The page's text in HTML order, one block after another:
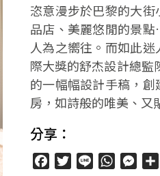
恣意漫步於巴黎的大
品店、美麗悠閒的景
人為之嚮往。而如此
際大獎的舒杰設計總
的一幅幅設計手稿，
房，如詩般的唯美、又
分享：
FacebookTwitter
Line WhatsApp